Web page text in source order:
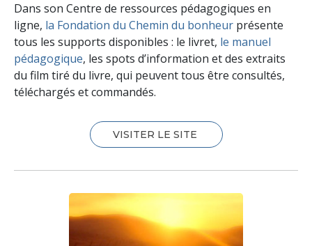
Dans son Centre de ressources pédagogiques en
ligne, la Fondation du Chemin du bonheur présente
tous les supports disponibles : le livret, le manuel
pédagogique, les spots d’information et des extraits
du film tiré du livre, qui peuvent tous être consultés,
téléchargés et commandés.
VISITER LE SITE